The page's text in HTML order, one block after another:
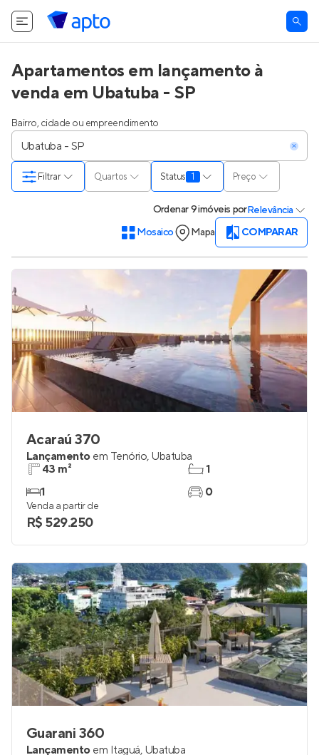
Apartamentos em lançamento à
venda em Ubatuba - SP
Bairro, cidade ou empreendimento
Quartos Status 1 Preço
Filtrar
Ordenar9 imóveis porRelevância
Mosaico
Mapa COMPARAR
Acaraú 370
Lançamento em Tenório, Ubatuba
43 m²
1
1
0
Venda a partir de
R$ 529.250
Guarani 360
Lançamento em Itaguá, Ubatuba